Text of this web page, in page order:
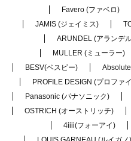
Favero (ファベロ)
JAMIS (ジェイミス)
ARUNDEL (アランデ
MULLER (ミューラー)
BESV(ベスビー)
PROFILE DESIGN (プロファ
Panasonic (パナソニック)
OSTRICH (オーストリッチ)
4iiii(フォーアイ)